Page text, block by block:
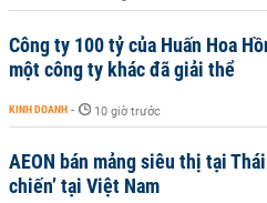
Công ty 100 tỷ của Huấn Hoa
một công ty khác đã giải thể
KINH DOANH - 10 giờ trước
AEON bán mảng siêu thị tại
chiến’ tại Việt Nam